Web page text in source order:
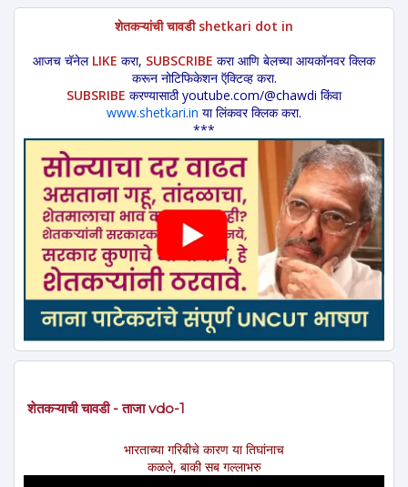
शेतकऱ्यांची चावडी shetkari dot in
आजच चॅनेल LIKE करा, SUBSCRIBE करा आणि बेलच्या आयकॉनवर क्लिक
करून नोटिफिकेशन ऍक्टिव्ह करा.
SUBSRIBE करण्यासाठी youtube.com/@chawdi किंवा
www.shetkari.in या लिंकवर क्लिक करा.
***
शेतकऱ्याची चावडी - ताजा vdo-1
भारताच्या गरिबीचे कारण या तिघांनाच
कळले, बाकी सब गल्लाभरु